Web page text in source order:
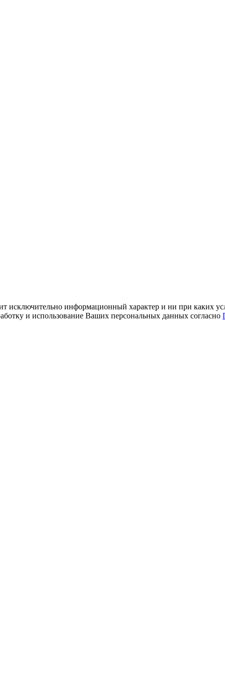
исключительно информационный характер и ни при каких
и использование Ваших персональных данных согласно